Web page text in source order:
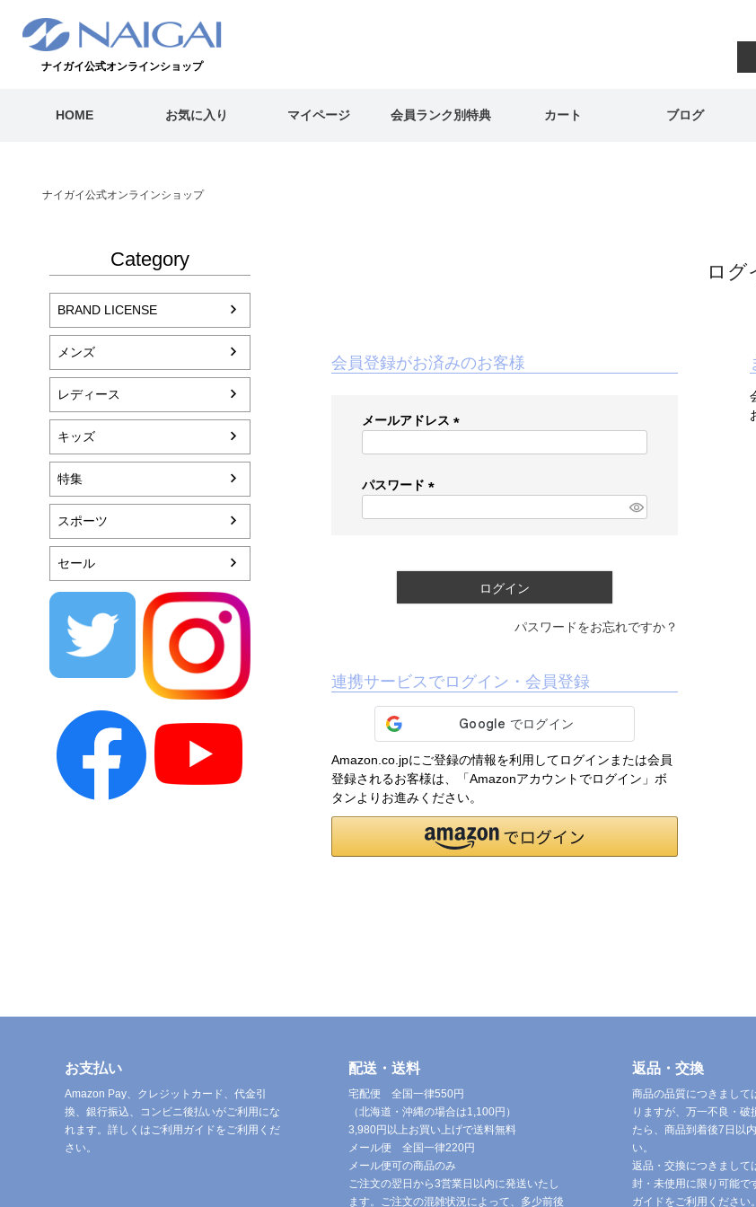
ナイガイ公式オンラインショップ
HOME お気に入り マイページ 会員ランク別特典 カート ブログ
ナイガイ公式オンラインショップ
Category
BRAND LICENSE
メンズ
レディース
キッズ
特集
スポーツ
セール
ログ
会員登録がお済みのお客様
メールアドレス
)
パスワード
ログイン
パスワードをお忘れですか？
連携サービスでログイン・会員登録
Amazon.co.jpにご登録の情報を利用してログインまたは会員
登録されるお客様は、「Amazonアカウントでログイン」ボ
タンよりお進みください。
お支払い
Amazon Pay、クレジットカード、代金引
換、銀行振込、コンビニ後払いがご利用にな
れます。詳しくはご利用ガイドをご利用くだ
さい。
配送・送料
宅配便 全国一律550円
（北海道・沖縄の場合は1,100円）
3,980円以上お買い上げで送料無料
メール便 全国一律220円
メール便可の商品のみ
ご注文の翌日から3営業日以内に発送いたし
ます。ご注文の混雑状況によって、多少前後
返品・交換
商品の品質につきまして
りますが、万一不良・破
たら、商品到着後7日以
い。
返品・交換につきまして
封・未使用に限り可能で
ガイドをご利用ください。